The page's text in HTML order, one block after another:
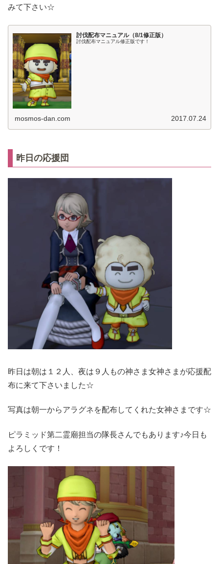
みて下さい☆
討伐配布マニュアル（8/1修正版）
討伐配布マニュアル修正版です！
mosmos-dan.com 2017.07.24
昨日の応援団
昨日は朝は１２人、夜は９人もの神さま女神さまが応援配
布に来て下さいました☆
写真は朝一からアラグネを配布してくれた女神さまです☆
ピラミッド第二霊廟担当の隊長さんでもあります♪今日も
よろしくです！